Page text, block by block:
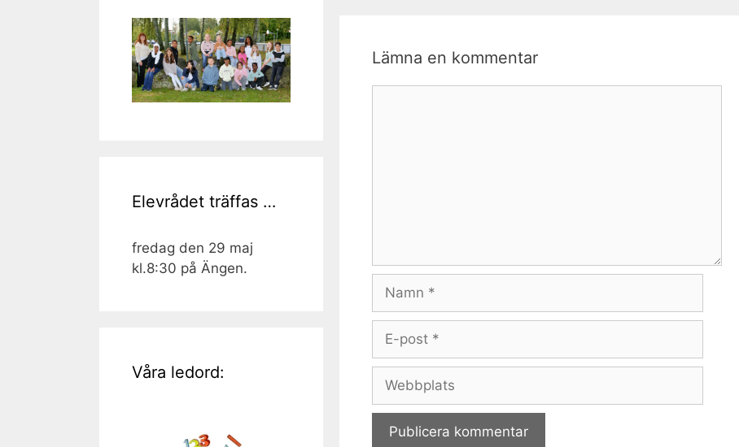
Lämna en kommentar
Namn
Webbplats
Elevrådet träffas …
fredag den 29 maj
kl.8:30 på Ängen.
Våra ledord: